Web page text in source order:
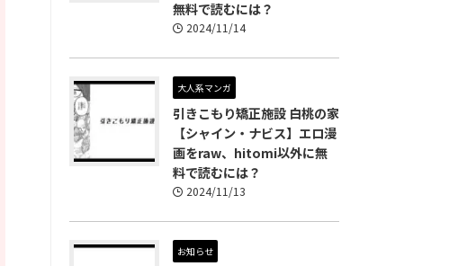
無料で読むには？
2024/11/14
大人系マンガ
引きこもり矯正施設 白桃の家
【シャイン・ナビス】エロ漫
画をraw、hitomi以外に無
料で読むには？
2024/11/13
お知らせ